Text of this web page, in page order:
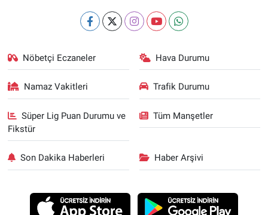
Nöbetçi Eczaneler Hava Durumu
Namaz Vakitleri Trafik Durumu
Süper Lig Puan Durumu ve
Fikstür
Tüm Manşetler
Son Dakika Haberleri Haber Arşivi